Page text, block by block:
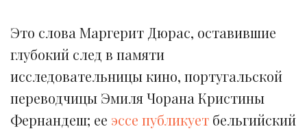
Это слова Маргерит Дюрас, оставившие
глубокий след в памяти
исследовательницы кино, португальской
переводчицы Эмиля Чорана Кристины
Фернандеш; ее эссе публикует бельгийский